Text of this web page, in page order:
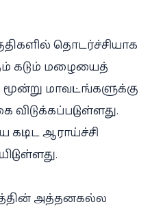
தொடர்ச்சியாக
கடும் மழையைத்
மாவட்டங்களுக்கு
ஆராய்ச்சி
அத்தனகல்ல